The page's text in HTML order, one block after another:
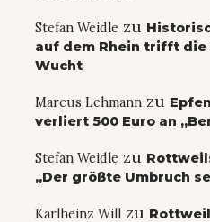
Stefan Weidle zu
auf dem Rhein trifft
Wucht
Marcus Lehmann zu
verliert 500 Euro an
Stefan Weidle zu
„Der größte Umbruch
Karlheinz Will zu